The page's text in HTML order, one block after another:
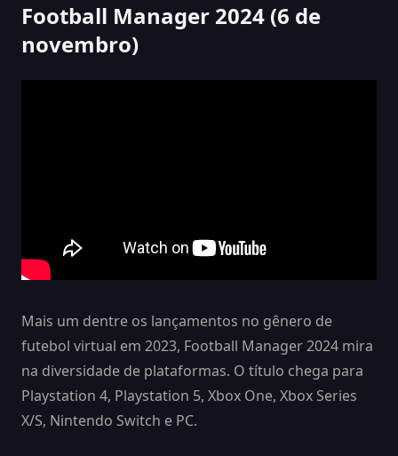
Football Manager 2024 (6 de
novembro)
Mais um dentre os lançamentos no gênero de
futebol virtual em 2023, Football Manager 2024 mira
na diversidade de plataformas. O título chega para
Playstation 4, Playstation 5, Xbox One, Xbox Series
X/S, Nintendo Switch e PC.